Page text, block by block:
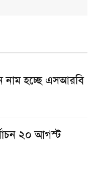
নাম হচ্ছে এসআরবি
২০ আগস্ট